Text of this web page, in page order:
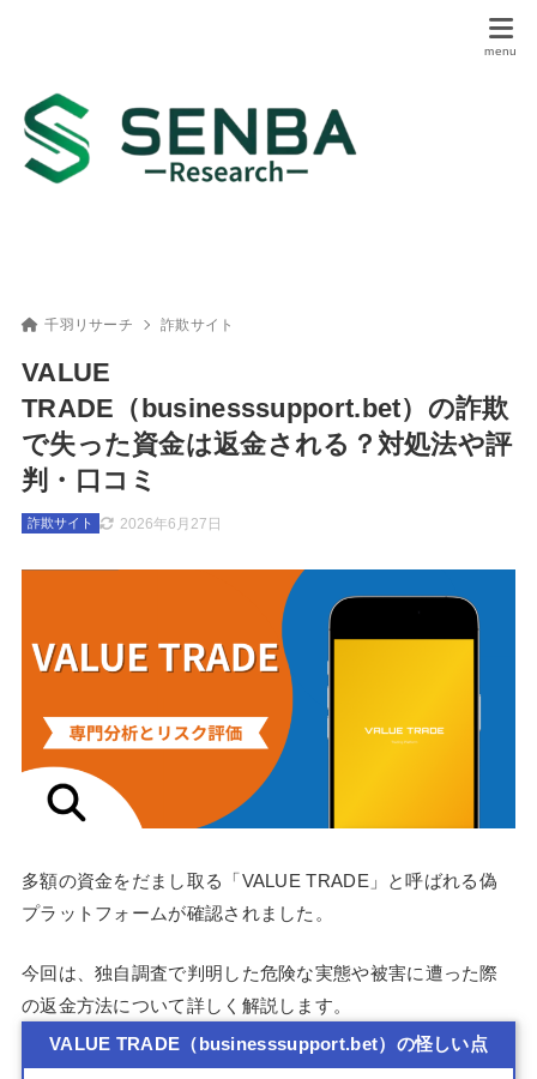
千羽リサーチ 詐欺サイト
VALUE
TRADE（businesssupport.bet）の詐欺
で失った資金は返金される？対処法や評
判・口コミ
2026年6月27日
詐欺サイト
多額の資金をだまし取る「VALUE TRADE」と呼ばれる偽
プラットフォームが確認されました。
今回は、独自調査で判明した危険な実態や被害に遭った際
の返金方法について詳しく解説します。
VALUE TRADE（businesssupport.bet）の怪しい点